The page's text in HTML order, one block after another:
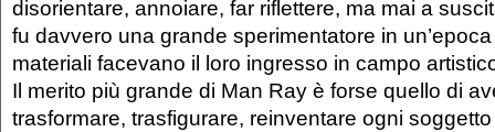
disorientare, annoiare, far riflettere, ma mai a
fu davvero una grande sperimentatore in
materiali facevano il loro ingresso in campo
Il merito più grande di Man Ray è forse quello di
trasformare, trasfigurare, reinventare ogni